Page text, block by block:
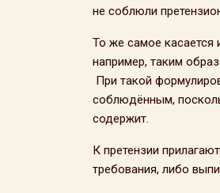
не соблюли
То же самое касается
например, таким
При такой
соблюдённым,
содержит.
К претензии
требования, либо